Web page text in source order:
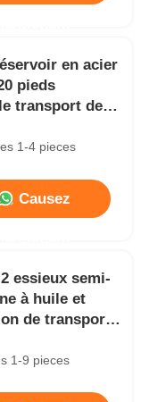
en acier
pieds
transport de
1-4 pieces
Causez
essieux semi-
à huile et
de transport
1-9 pieces